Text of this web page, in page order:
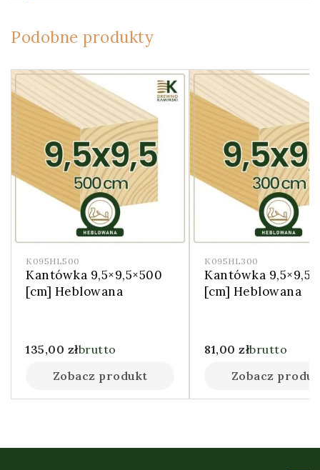
Podobne produkty
K095HL500
Kantówka 9,5×9,5×500
[cm] Heblowana
135,00 złbrutto
Zobacz produkt
K095HL300
Kantówka
[cm] Heblowana
81,00 złbrutto
Zobacz